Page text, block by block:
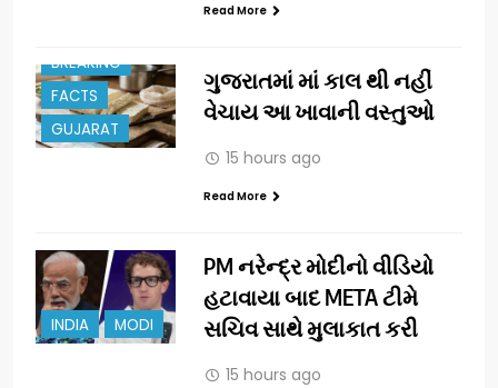
Read More
BREAKING
FACTS
GUJARAT
ગુજરાતમાં માં કાલ થી નહીં
વેચાય આ ખાવાની વસ્તુઓ
15 hours ago
Read More
INDIA MODI
PM નરેન્દ્ર મોદીનો વીડિયો
હટાવાયા બાદ META ટીમે
સચિવ સાથે મુલાકાત કરી
15 hours ago